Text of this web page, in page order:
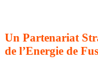
Un Partenariat
de l’Energie de